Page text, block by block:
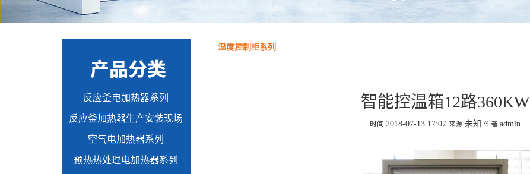
反应釜电加热器系列
反应釜加热器生产安装现场
空气电加热器系列
预热热处理电加热器系列
温度控制柜系列
智能控温箱12路360KW
时间:2018-07-13 17:07 来源:未知 作者:admin